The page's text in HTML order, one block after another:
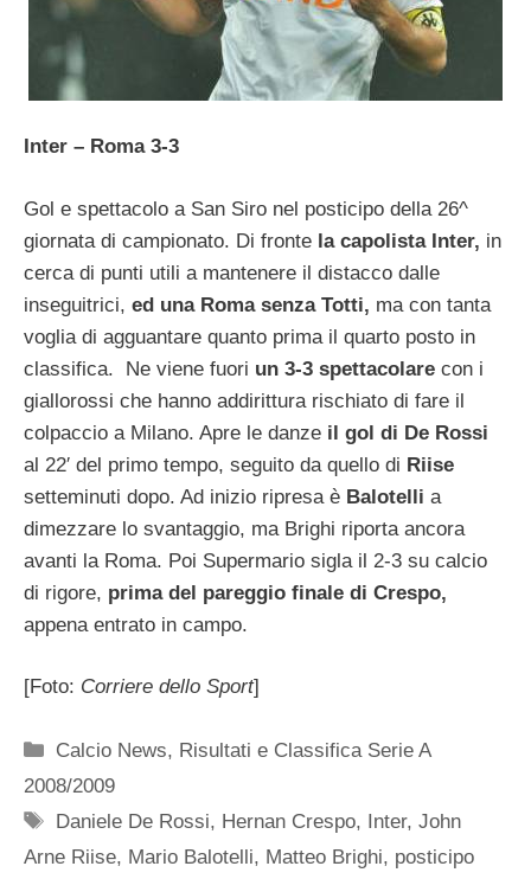
Inter – Roma 3-3
Gol e spettacolo a San Siro nel posticipo della 26^
giornata di campionato. Di fronte la capolista Inter, in
cerca di punti utili a mantenere il distacco dalle
inseguitrici, ed una Roma senza Totti, ma con tanta
voglia di agguantare quanto prima il quarto posto in
classifica. Ne viene fuori un 3-3 spettacolare con i
giallorossi che hanno addirittura rischiato di fare il
colpaccio a Milano. Apre le danze il gol di De Rossi
al 22′ del primo tempo, seguito da quello di Riise
setteminuti dopo. Ad inizio ripresa è Balotelli a
dimezzare lo svantaggio, ma Brighi riporta ancora
avanti la Roma. Poi Supermario sigla il 2-3 su calcio
di rigore, prima del pareggio finale di Crespo,
appena entrato in campo.
[Foto: Corriere dello Sport]
Categorie
Calcio News, Risultati e Classifica Serie A
2008/2009
Tag
Daniele De Rossi, Hernan Crespo, Inter,John
Arne Riise, Mario Balotelli, Matteo Brighi, posticipo